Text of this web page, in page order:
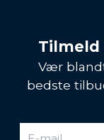
Tilmeld
Vær
bedste